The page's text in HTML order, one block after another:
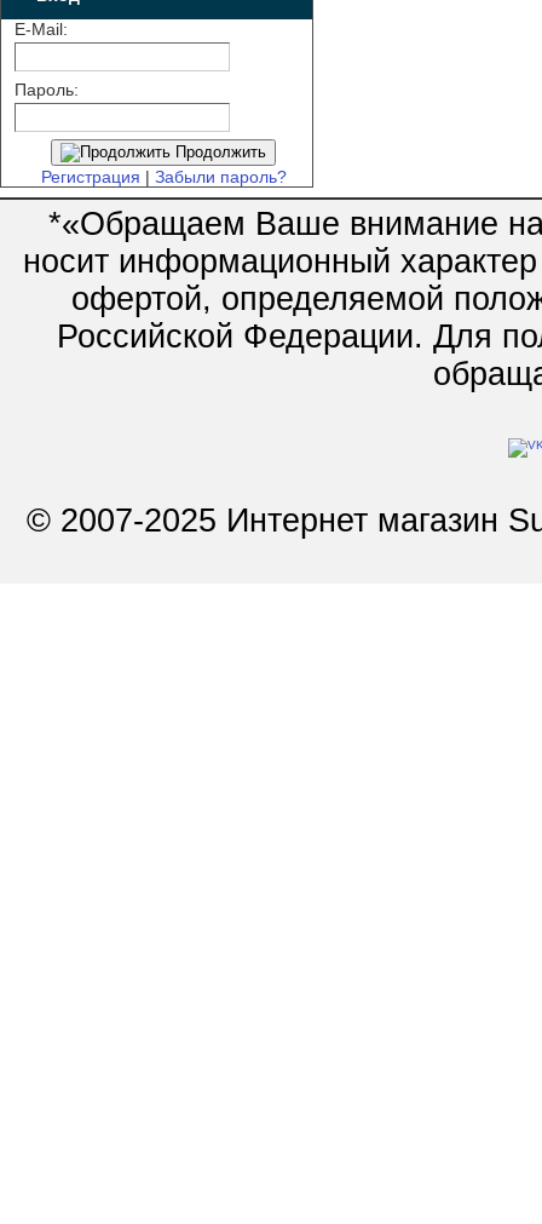
E-Mail:
Пароль:
Продолжить
Регистрация | Забыли пароль?
*«Обращаем Ваше внимание на
носит информационный
офертой, определяемой
Российской Федерации. Для
© 2007-2025 Интернет магазин